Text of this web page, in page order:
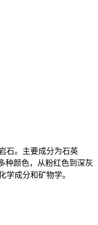
石。主要成分为石英
种颜色，从粉红色到深灰
学成分和矿物学。